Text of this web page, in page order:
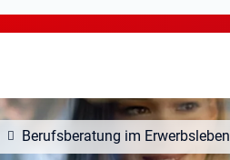
Berufsberatung im Erwerbsleben